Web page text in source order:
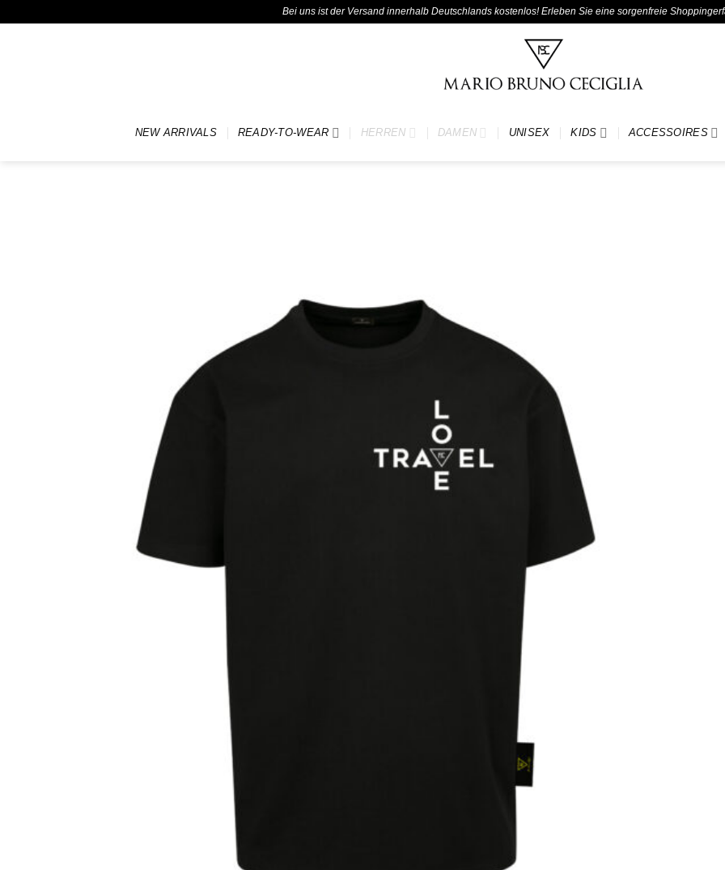
Bei uns ist der Versand innerhalb Deutschlands kostenlos! Erleben Sie eine sorgenfreie
NEW ARRIVALS READY-TO-WEAR HERREN DAMEN UNISEX KIDS ACCESSOIRES